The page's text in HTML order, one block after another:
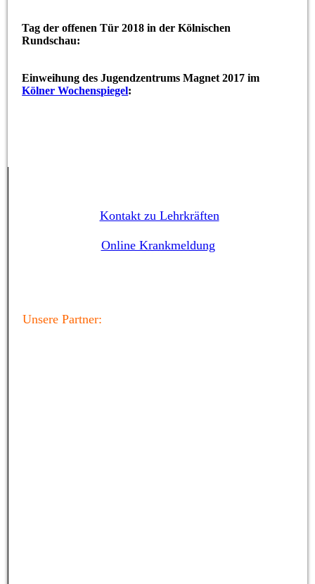
Tag der offenen Tür 2018 in der Kölnischen
Rundschau:
Einweihung des Jugendzentrums Magnet 2017 im
Kölner Wochenspiegel:
Kontakt zu Lehrkräften
Online Krankmeldung
Unsere Partner: